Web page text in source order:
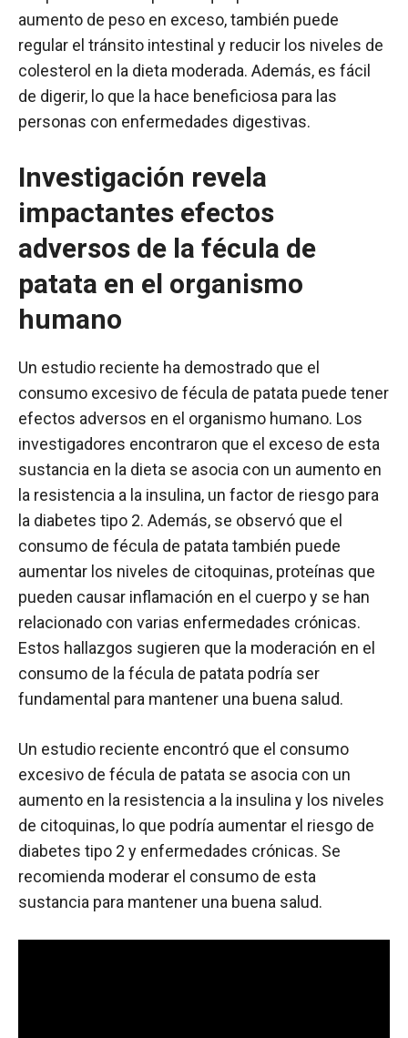
aumento de peso en exceso, también puede
regular el tránsito intestinal y reducir los niveles de
colesterol en la dieta moderada. Además, es fácil
de digerir, lo que la hace beneficiosa para las
personas con enfermedades digestivas.
Investigación revela
impactantes efectos
adversos de la fécula de
patata en el organismo
humano
Un estudio reciente ha demostrado que el
consumo excesivo de fécula de patata puede tener
efectos adversos en el organismo humano. Los
investigadores encontraron que el exceso de esta
sustancia en la dieta se asocia con un aumento en
la resistencia a la insulina, un factor de riesgo para
la diabetes tipo 2. Además, se observó que el
consumo de fécula de patata también puede
aumentar los niveles de citoquinas, proteínas que
pueden causar inflamación en el cuerpo y se han
relacionado con varias enfermedades crónicas.
Estos hallazgos sugieren que la moderación en el
consumo de la fécula de patata podría ser
fundamental para mantener una buena salud.
Un estudio reciente encontró que el consumo
excesivo de fécula de patata se asocia con un
aumento en la resistencia a la insulina y los niveles
de citoquinas, lo que podría aumentar el riesgo de
diabetes tipo 2 y enfermedades crónicas. Se
recomienda moderar el consumo de esta
sustancia para mantener una buena salud.